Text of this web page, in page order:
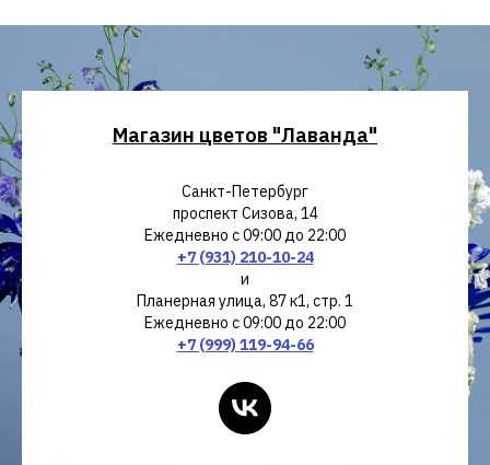
Магазин цветов "Лаванда"
Санкт-Петербург
проспект Сизова, 14
Ежедневно с 09:00 до 22:00
+7 (931) 210-10-24
и
Планерная улица, 87 к1, стр. 1
Ежедневно с 09:00 до 22:00
+7 (999) 119-94-66